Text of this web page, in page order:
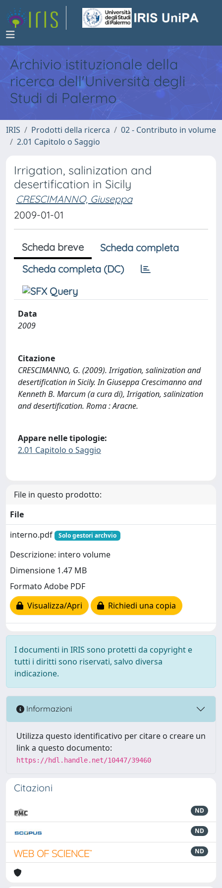
Archivio istituzionale della
ricerca dell'Università degli
Studi di Palermo
IRIS Prodotti della ricerca
02 - Contributo in volume
2.01 Capitolo o Saggio
Irrigation, salinization and
desertification in Sicily
CRESCIMANNO, Giuseppa
2009-01-01
Scheda breve
Scheda completa
Scheda completa (DC)
Data
2009
Citazione
CRESCIMANNO, G. (2009). Irrigation, salinization and
desertification in Sicily. In Giuseppa Crescimanno and
Kenneth B. Marcum (a cura di), Irrigation, salinization
and desertification. Roma : Aracne.
Appare nelle tipologie:
2.01 Capitolo o Saggio
File in questo prodotto:
File
interno.pdf
Solo gestori archvio
Descrizione: intero volume
Dimensione 1.47 MB
Formato Adobe PDF
Visualizza/Apri
Richiedi una copia
I documenti in IRIS sono protetti da copyright e
tutti i diritti sono riservati, salvo diversa
indicazione.
Informazioni
Utilizza questo identificativo per citare o creare un
link a questo documento:
https://hdl.handle.net/10447/39460
Citazioni
ND
ND
ND